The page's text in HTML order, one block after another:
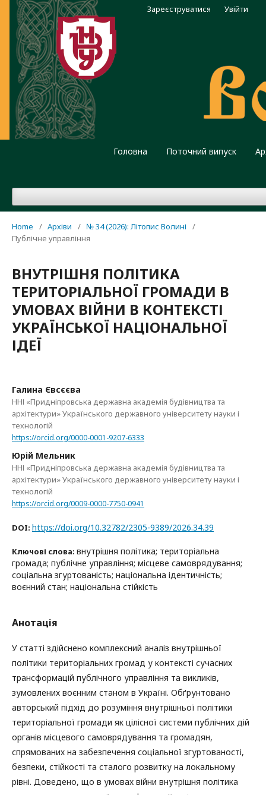
Головна Поточний випуск
Зареєструватися Увійти
Home / Архіви / № 34 (2026): Літопис Волині
/
Публічне управління
ВНУТРІШНЯ ПОЛІТИКА
ТЕРИТОРІАЛЬНОЇ ГРОМАДИ В
УМОВАХ ВІЙНИ В КОНТЕКСТІ
УКРАЇНСЬКОЇ НАЦІОНАЛЬНОЇ
ІДЕЇ
Галина Євсєєва
ННІ «Придніпровська державна академія будівництва та
архітектури» Українського державного університету науки і
технологій
https://orcid.org/0000-0001-9207-6333
Юрій Мельник
ННІ «Придніпровська державна академія будівництва та
архітектури» Українського державного університету науки і
технологій
https://orcid.org/0009-0000-7750-0941
DOI: https://doi.org/10.32782/2305-9389/2026.34.39
Ключові слова: внутрішня політика; територіальна
громада; публічне управління; місцеве самоврядування;
соціальна згуртованість; національна ідентичність;
воєнний стан; національна стійкість
Анотація
У статті здійснено комплексний аналіз внутрішньої
політики територіальних громад у контексті сучасних
трансформацій публічного управління та викликів,
зумовлених воєнним станом в Україні. Обґрунтовано
авторський підхід до розуміння внутрішньої політики
територіальної громади як цілісної системи публічних дій
органів місцевого самоврядування та громадян,
спрямованих на забезпечення соціальної згуртованості,
безпеки, стійкості та сталого розвитку на локальному
рівні. Доведено, що в умовах війни внутрішня політика